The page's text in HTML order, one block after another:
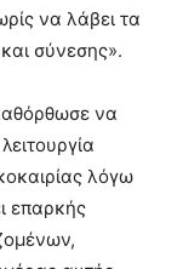
να λάβει τα
σύνεσης».
να
λόγω
επαρκής